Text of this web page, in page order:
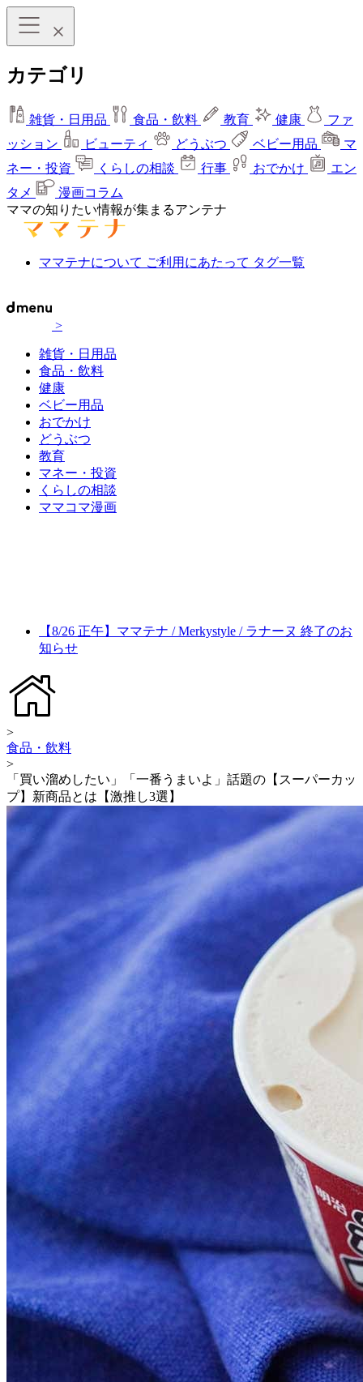
カテゴリ
雑貨・日用品 食品・飲料 教育 健康
ファ
ッション
ビューティ どうぶつ ベビー用品
マ
ネー・投資
くらしの相談 行事 おでかけ
エン
タメ
漫画コラム
ママの知りたい情報が集まるアンテナ
ママテナについて ご利用にあたって タグ一覧
>
雑貨・日用品
食品・飲料
健康
ベビー用品
おでかけ
どうぶつ
教育
マネー・投資
くらしの相談
ママコマ漫画
【8/26 正午】ママテナ / Merkystyle / ラナーヌ 終了のお
知らせ
>
食品・飲料
>
「買い溜めしたい」「一番うまいよ」話題の【スーパーカッ
プ】新商品とは【激推し3選】